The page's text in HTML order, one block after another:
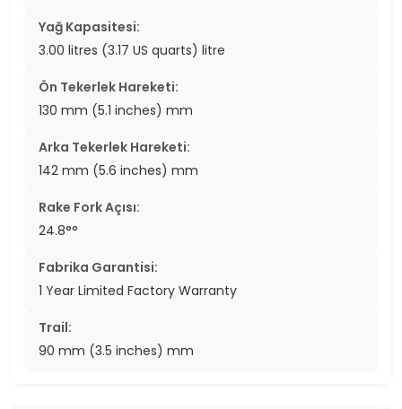
Yağ Kapasitesi:
3.00 litres (3.17 US quarts) litre
Ön Tekerlek Hareketi:
130 mm (5.1 inches) mm
Arka Tekerlek Hareketi:
142 mm (5.6 inches) mm
Rake Fork Açısı:
24.8°°
Fabrika Garantisi:
1 Year Limited Factory Warranty
Trail:
90 mm (3.5 inches) mm